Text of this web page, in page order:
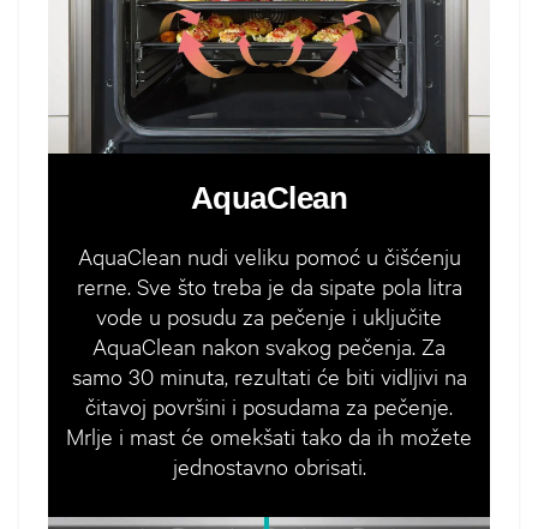
AquaClean
AquaClean nudi veliku pomoć u čišćenju
rerne. Sve što treba je da sipate pola litra
vode u posudu za pečenje i uključite
AquaClean nakon svakog pečenja. Za
samo 30 minuta, rezultati će biti vidljivi na
čitavoj površini i posudama za pečenje.
Mrlje i mast će omekšati tako da ih možete
jednostavno obrisati.